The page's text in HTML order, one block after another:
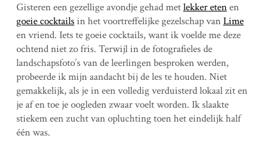
Gisteren een gezellige avondje gehad metlekker etenen
goeie cocktailsin het voortreffelijke gezelschap vanLime
en vriend. Iets te goeie cocktails, want ik voelde me deze
ochtend niet zo fris. Terwijl in de fotografieles de
landschapsfoto’s van de leerlingen besproken werden,
probeerde ik mijn aandacht bij de les te houden. Niet
gemakkelijk, als je in een volledig verduisterd lokaal zit en
je af en toe je oogleden zwaar voelt worden. Ik slaakte
stiekem een zucht van opluchting toen het eindelijk half
één was.